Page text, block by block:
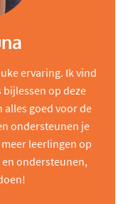
ervaring. Ik vind
op deze
alles goed voor de
ondersteunen je
leerlingen op
ondersteunen,